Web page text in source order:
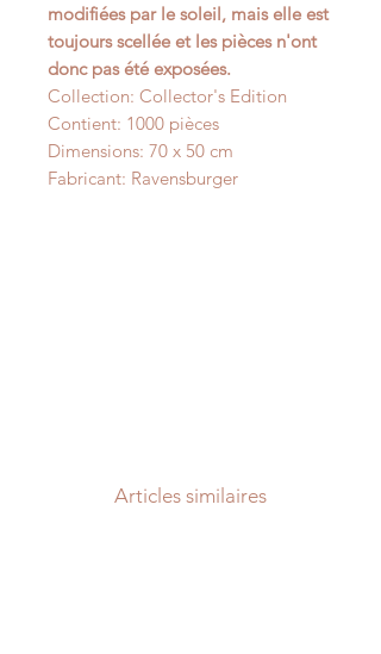
modifiées par le soleil, mais elle est
toujours scellée et les pièces n'ont
donc pas été exposées.
Collection: Collector's Edition
Contient: 1000 pièces
Dimensions: 70 x 50 cm
Fabricant: Ravensburger
Articles similaires